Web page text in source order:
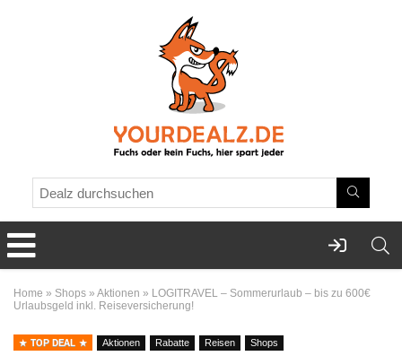
Home » Shops » Aktionen » LOGITRAVEL – Sommerurlaub – bis zu 600€
Urlaubsgeld inkl. Reiseversicherung!
TOP DEAL Aktionen Rabatte Reisen Shops